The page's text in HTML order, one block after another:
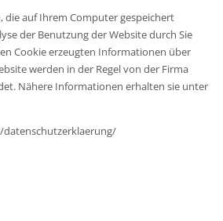
die auf Ihrem Computer gespeichert
der Benutzung der Website durch Sie
Cookie erzeugten Informationen über
werden in der Regel von der Firma
Nähere Informationen erhalten sie unter